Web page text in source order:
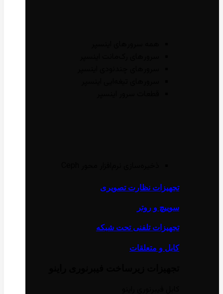
تجهیزات نظارت تصویری
سوییچ و روتر
تجهیزات تلفنی تحت شبکه
کابل و متعلقات